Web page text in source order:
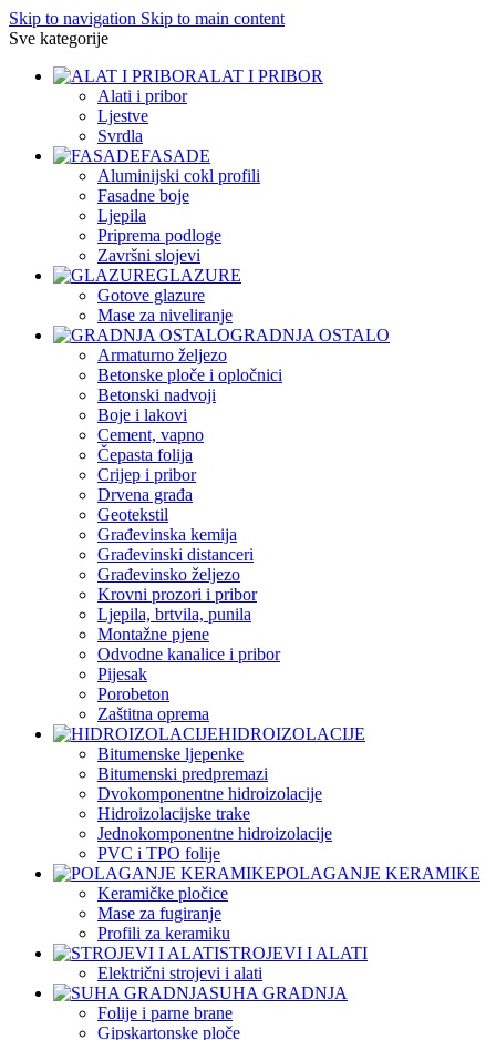
Skip to navigation Skip to main content
Sve kategorije
ALAT I PRIBOR
Alati i pribor
Ljestve
Svrdla
FASADE
Aluminijski cokl profili
Fasadne boje
Ljepila
Priprema podloge
Završni slojevi
GLAZURE
Gotove glazure
Mase za niveliranje
GRADNJA OSTALO
Armaturno željezo
Betonske ploče i opločnici
Betonski nadvoji
Boje i lakovi
Cement, vapno
Čepasta folija
Crijep i pribor
Drvena građa
Geotekstil
Građevinska kemija
Građevinski distanceri
Građevinsko željezo
Krovni prozori i pribor
Ljepila, brtvila, punila
Montažne pjene
Odvodne kanalice i pribor
Pijesak
Porobeton
Zaštitna oprema
HIDROIZOLACIJE
Bitumenske ljepenke
Bitumenski predpremazi
Dvokomponentne hidroizolacije
Hidroizolacijske trake
Jednokomponentne hidroizolacije
PVC i TPO folije
POLAGANJE KERAMIKE
Keramičke pločice
Mase za fugiranje
Profili za keramiku
STROJEVI I ALATI
Električni strojevi i alati
SUHA GRADNJA
Folije i parne brane
Gipskartonske ploče